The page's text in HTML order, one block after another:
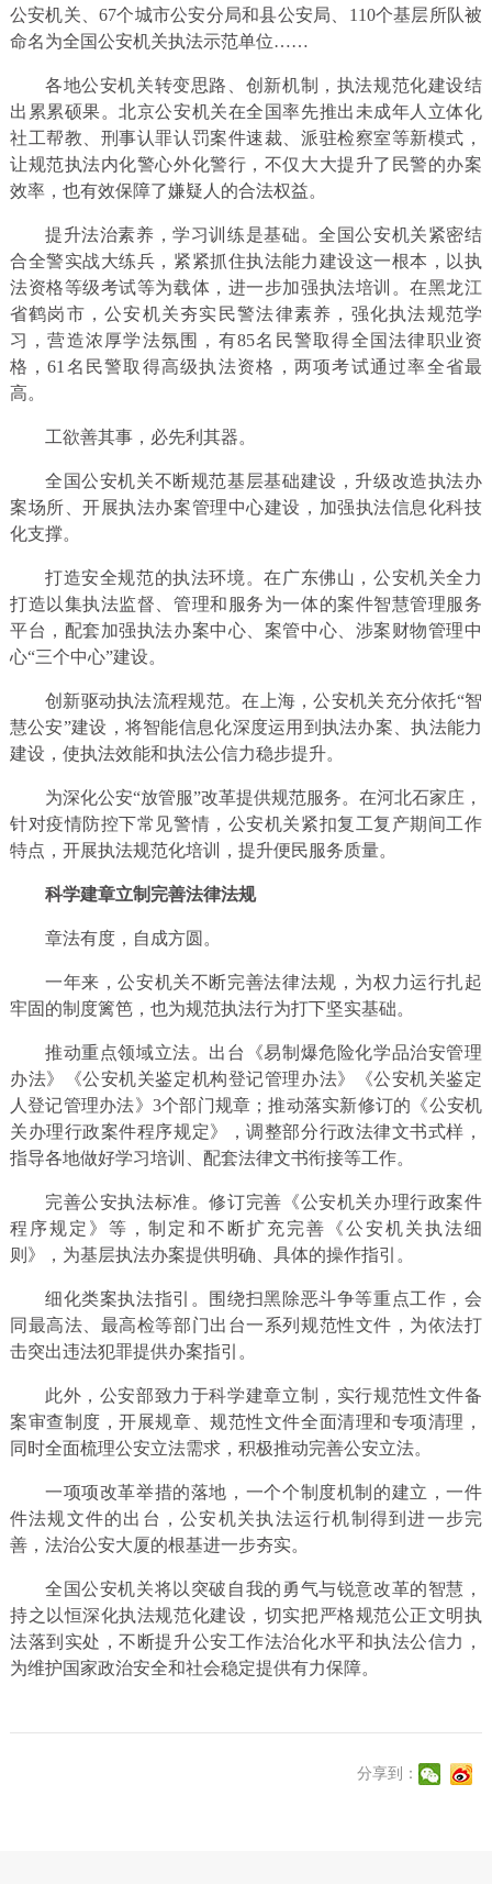
公安机关、67个城市公安分局和县公安局、110个基层所队被
命名为全国公安机关执法示范单位……
各地公安机关转变思路、创新机制，执法规范化建设结
出累累硕果。北京公安机关在全国率先推出未成年人立体化
社工帮教、刑事认罪认罚案件速裁、派驻检察室等新模式，
让规范执法内化警心外化警行，不仅大大提升了民警的办案
效率，也有效保障了嫌疑人的合法权益。
提升法治素养，学习训练是基础。全国公安机关紧密结
合全警实战大练兵，紧紧抓住执法能力建设这一根本，以执
法资格等级考试等为载体，进一步加强执法培训。在黑龙江
省鹤岗市，公安机关夯实民警法律素养，强化执法规范学
习，营造浓厚学法氛围，有85名民警取得全国法律职业资
格，61名民警取得高级执法资格，两项考试通过率全省最
高。
工欲善其事，必先利其器。
全国公安机关不断规范基层基础建设，升级改造执法办
案场所、开展执法办案管理中心建设，加强执法信息化科技
化支撑。
打造安全规范的执法环境。在广东佛山，公安机关全力
打造以集执法监督、管理和服务为一体的案件智慧管理服务
平台，配套加强执法办案中心、案管中心、涉案财物管理中
心“三个中心”建设。
创新驱动执法流程规范。在上海，公安机关充分依托“智
慧公安”建设，将智能信息化深度运用到执法办案、执法能力
建设，使执法效能和执法公信力稳步提升。
为深化公安“放管服”改革提供规范服务。在河北石家庄，
针对疫情防控下常见警情，公安机关紧扣复工复产期间工作
特点，开展执法规范化培训，提升便民服务质量。
科学建章立制完善法律法规
章法有度，自成方圆。
一年来，公安机关不断完善法律法规，为权力运行扎起
牢固的制度篱笆，也为规范执法行为打下坚实基础。
推动重点领域立法。出台《易制爆危险化学品治安管理
办法》《公安机关鉴定机构登记管理办法》《公安机关鉴定
人登记管理办法》3个部门规章；推动落实新修订的《公安机
关办理行政案件程序规定》，调整部分行政法律文书式样，
指导各地做好学习培训、配套法律文书衔接等工作。
完善公安执法标准。修订完善《公安机关办理行政案件
程序规定》等，制定和不断扩充完善《公安机关执法细
则》，为基层执法办案提供明确、具体的操作指引。
细化类案执法指引。围绕扫黑除恶斗争等重点工作，会
同最高法、最高检等部门出台一系列规范性文件，为依法打
击突出违法犯罪提供办案指引。
此外，公安部致力于科学建章立制，实行规范性文件备
案审查制度，开展规章、规范性文件全面清理和专项清理，
同时全面梳理公安立法需求，积极推动完善公安立法。
一项项改革举措的落地，一个个制度机制的建立，一件
件法规文件的出台，公安机关执法运行机制得到进一步完
善，法治公安大厦的根基进一步夯实。
全国公安机关将以突破自我的勇气与锐意改革的智慧，
持之以恒深化执法规范化建设，切实把严格规范公正文明执
法落到实处，不断提升公安工作法治化水平和执法公信力，
为维护国家政治安全和社会稳定提供有力保障。
分享到：